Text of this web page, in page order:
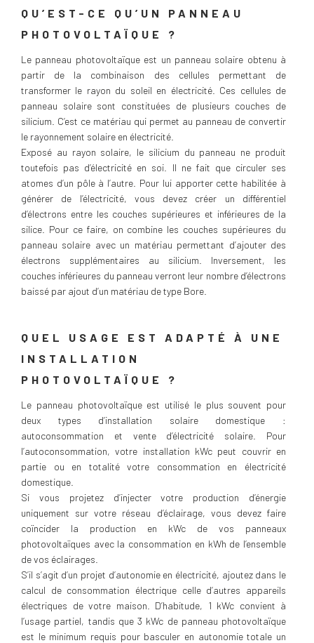
QU’EST-CE QU’UN PANNEAU
PHOTOVOLTAÏQUE ?
Le panneau photovoltaïque est un panneau solaire obtenu à
partir de la combinaison des cellules permettant de
transformer le rayon du soleil en électricité. Ces cellules de
panneau solaire sont constituées de plusieurs couches de
silicium. C’est ce matériau qui permet au panneau de convertir
le rayonnement solaire en électricité.
Exposé au rayon solaire, le silicium du panneau ne produit
toutefois pas d’électricité en soi. Il ne fait que circuler ses
atomes d’un pôle à l’autre. Pour lui apporter cette habilitée à
générer de l’électricité, vous devez créer un différentiel
d’électrons entre les couches supérieures et inférieures de la
silice. Pour ce faire, on combine les couches supérieures du
panneau solaire avec un matériau permettant d’ajouter des
électrons supplémentaires au silicium. Inversement, les
couches inférieures du panneau verront leur nombre d’électrons
baissé par ajout d’un matériau de type Bore.
QUEL USAGE EST ADAPTÉ À UNE
INSTALLATION
PHOTOVOLTAÏQUE ?
Le panneau photovoltaïque est utilisé le plus souvent pour
deux types d’installation solaire domestique :
autoconsommation et vente d’électricité solaire. Pour
l’autoconsommation, votre installation kWc peut couvrir en
partie ou en totalité votre consommation en électricité
domestique.
Si vous projetez d’injecter votre production d’énergie
uniquement sur votre réseau d’éclairage, vous devez faire
coïncider la production en kWc de vos panneaux
photovoltaïques avec la consommation en kWh de l’ensemble
de vos éclairages.
S’il s’agit d’un projet d’autonomie en électricité, ajoutez dans le
calcul de consommation électrique celle d’autres appareils
électriques de votre maison. D’habitude, 1 kWc convient à
l’usage partiel, tandis que 3 kWc de panneau photovoltaïque
est le minimum requis pour basculer en autonomie totale un